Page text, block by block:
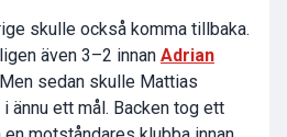
skulle också komma tillbaka.
även 3–2 innan Adrian
sedan skulle Mattias
i ännu ett mål. Backen tog ett